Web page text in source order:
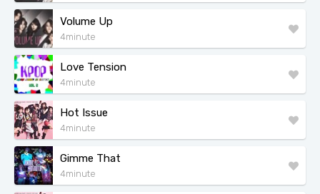
Volume Up
4minute
Love Tension
4minute
Hot Issue
4minute
Gimme That
4minute